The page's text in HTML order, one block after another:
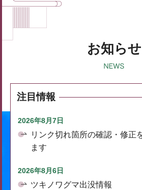
お知らせ
注目情報
2026年8月7日
リンク切れ箇所の確認・修正
ます
2026年8月6日
ツキノワグマ出没情報